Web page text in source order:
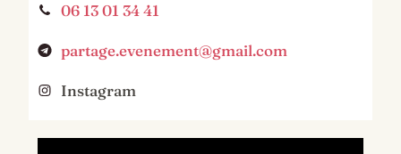
06 13 01 34 41
partage.evenement@gmail.com
Instagram